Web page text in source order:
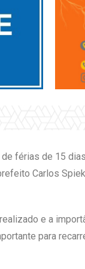
férias de 15
Carlos
e a
para